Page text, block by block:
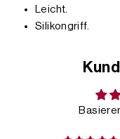
Leicht.
Silikongriff.